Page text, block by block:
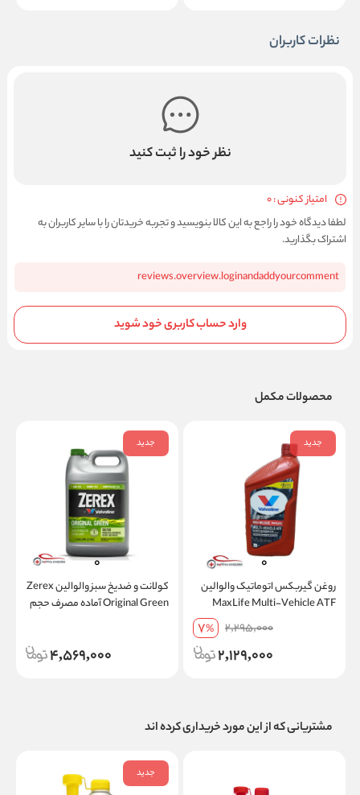
نظرات کاربران
نظر خود را ثبت کنید
امتیاز کنونی : 0
لطفا دیدگاه خود را راجع به این کالا بنویسید و تجربه خریدتان را با سایر کاربران به
اشتراک بگذارید.
reviews.overview.loginandaddyourcomment
وارد حساب کاربری خود شوید
محصولات مکمل
جدید
روغن گیربکس اتوماتیک والوالین
MaxLife Multi-Vehicle ATF
فول سنتتیک حجم 946 میلی‌لیتر |
ساخت آمریکا+ ارسال رایگان 5 عدد 2,295,000
7%
2,129,000
جدید
کولانت و ضدیخ سبز والوالین Zerex
Original Green آماده مصرف حجم
4,569,000
مشتریانی که از این مورد خریداری کرده اند
جدید